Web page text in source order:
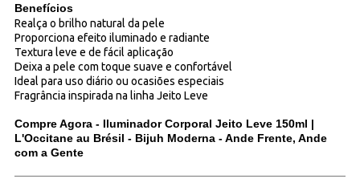
Benefícios
Realça o brilho natural da pele
Proporciona efeito iluminado e radiante
Textura leve e de fácil aplicação
Deixa a pele com toque suave e confortável
Ideal para uso diário ou ocasiões especiais
Fragrância inspirada na linha Jeito Leve
Compre Agora - Iluminador Corporal Jeito Leve 150ml |
L'Occitane au Brésil - Bijuh Moderna - Ande Frente, Ande
com a Gente